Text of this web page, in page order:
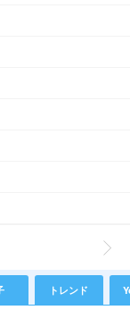
トレンド